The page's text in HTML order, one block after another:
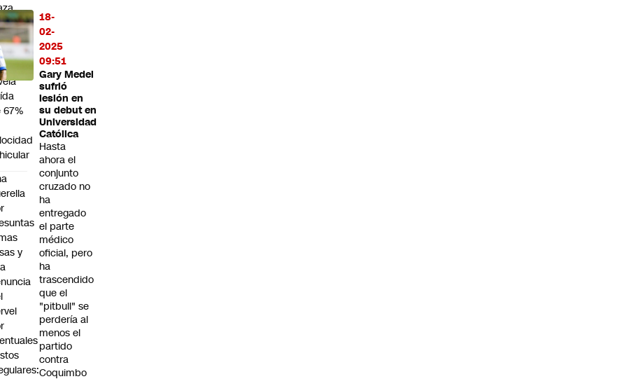
18-
02-
2025
09:51
Gary Medel
sufrió
lesión en
su debut en
Universidad
Católica
Hasta
ahora el
conjunto
cruzado no
ha
entregado
el parte
médico
oficial, pero
ha
trascendido
que el
"pitbull" se
perdería al
menos el
partido
contra
Coquimbo
67%
y